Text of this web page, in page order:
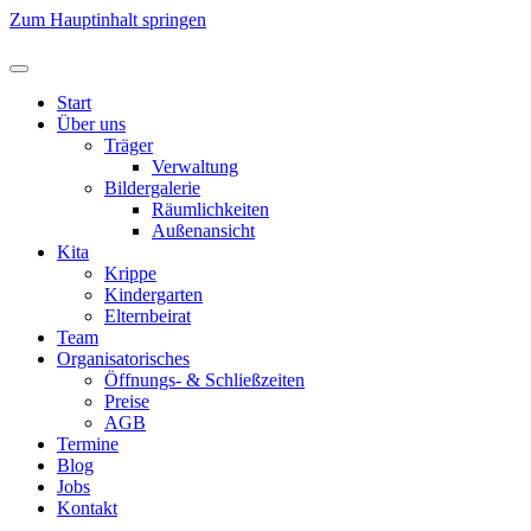
Zum Hauptinhalt springen
Start
Über uns
Träger
Verwaltung
Bildergalerie
Räumlichkeiten
Außenansicht
Kita
Krippe
Kindergarten
Elternbeirat
Team
Organisatorisches
Öffnungs- & Schließzeiten
Preise
AGB
Termine
Blog
Jobs
Kontakt